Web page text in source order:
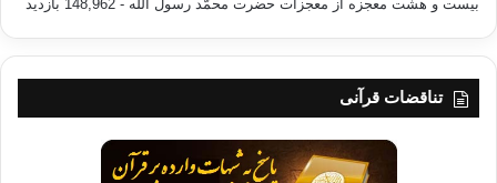
بیست و هشت معجزه از معجزات حضرت محمّد رسول الله - 148,962 بازدید
تناقضات قرآنی